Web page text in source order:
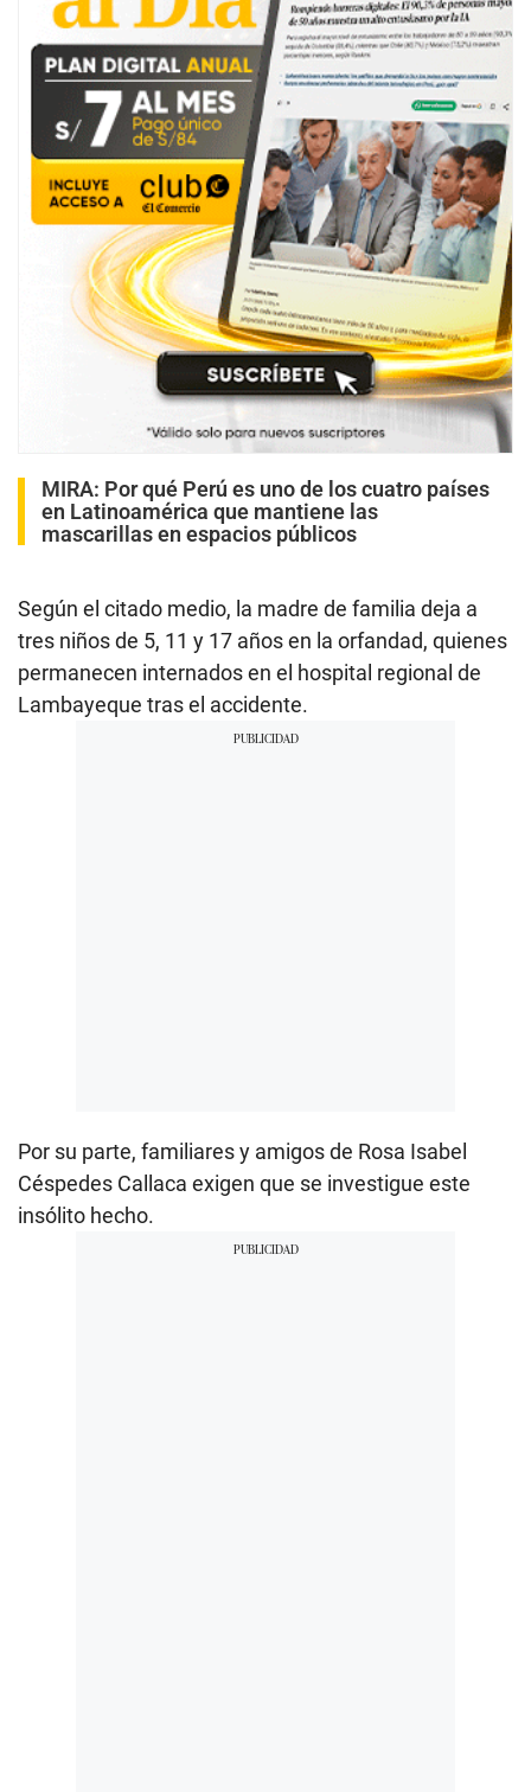
MIRA: Por qué Perú es uno de los cuatro países
en Latinoamérica que mantiene las
mascarillas en espacios públicos
Según el citado medio, la madre de familia deja a
tres niños de 5, 11 y 17 años en la orfandad, quienes
permanecen internados en el hospital regional de
Lambayeque tras el accidente.
Por su parte, familiares y amigos de Rosa Isabel
Céspedes Callaca exigen que se investigue este
insólito hecho.